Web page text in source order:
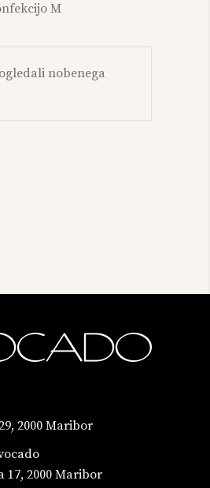
M
nobenega
2000 Maribor
17, 2000 Maribor